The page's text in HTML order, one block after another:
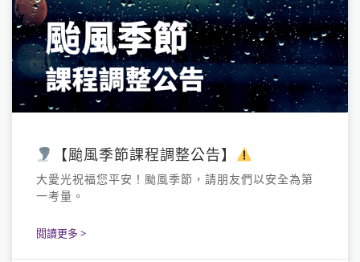
【颱風季節課程調整公告】
大愛光祝福您平安！颱風季節，請朋友們以安全為第
一考量。
閱讀更多 >